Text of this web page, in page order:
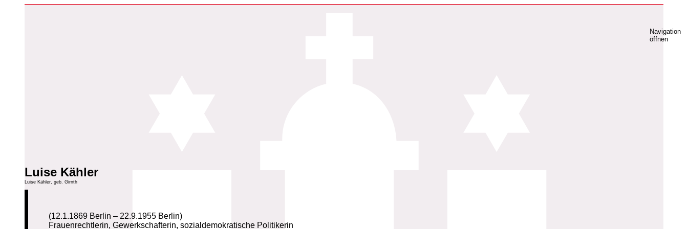
Navigation
öffnen
Luise Kähler
Luise Kähler, geb. Girnth
(12.1.1869 Berlin – 22.9.1955 Berlin)
Frauenrechtlerin, Gewerkschafterin, sozialdemokratische Politikerin